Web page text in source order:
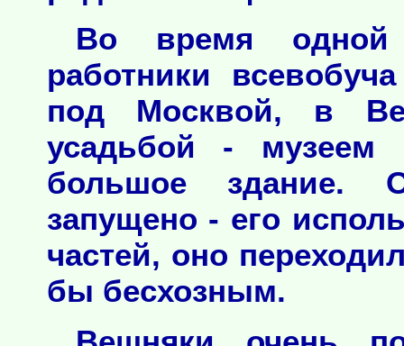
Во время одной
работники
под Москвой, в
усадьбой - музеем
большое здание.
запущено - его
частей, оно
бы бесхозным.